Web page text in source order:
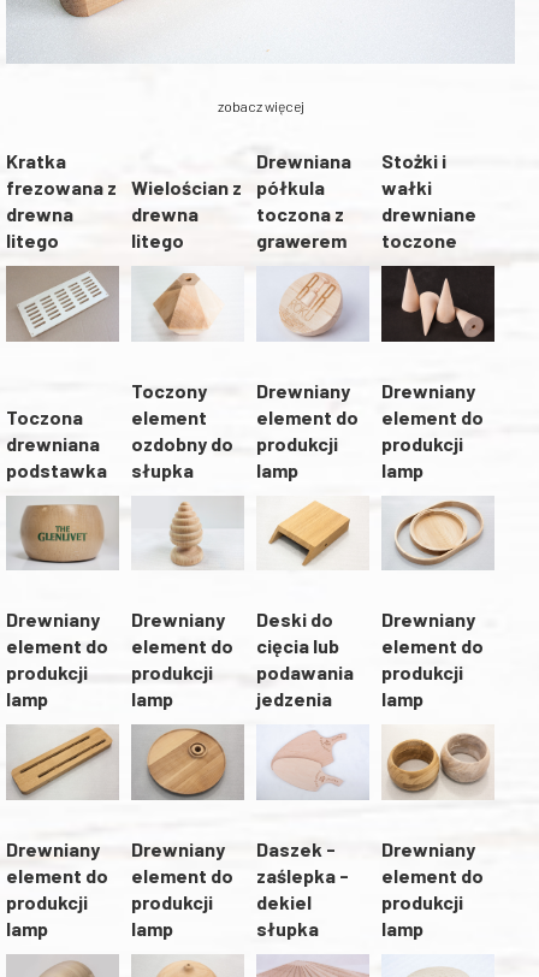
zobacz więcej
Kratka
frezowana z
drewna
litego
Wielościan z
drewna
litego
Drewniana
półkula
toczona z
grawerem
Stożki i
wałki
drewniane
toczone
Toczona
drewniana
podstawka
Toczony
element
ozdobny do
słupka
Drewniany
element do
produkcji
lamp
Drewniany
element do
produkcji
lamp
Drewniany
element do
produkcji
lamp
Drewniany
element do
produkcji
lamp
Deski do
cięcia lub
podawania
jedzenia
Drewniany
element do
produkcji
lamp
Drewniany
element do
produkcji
lamp
Drewniany
element do
produkcji
lamp
Daszek -
zaślepka -
dekiel
słupka
Drewniany
element do
produkcji
lamp